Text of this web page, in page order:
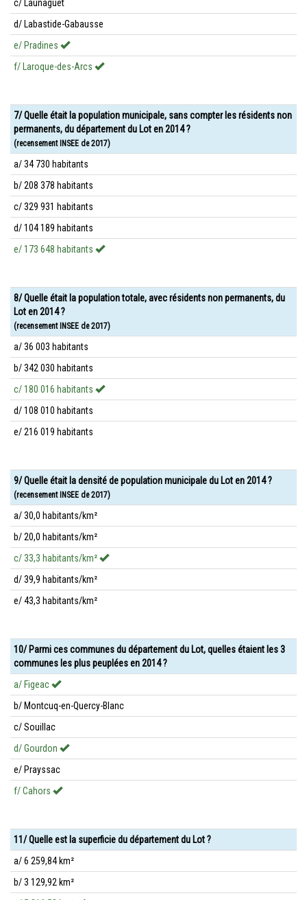
c/ Launaguet
d/ Labastide-Gabausse
e/ Pradines
f/ Laroque-des-Arcs
7/ Quelle était la population municipale, sans compter les résidents non
permanents, du département du Lot en 2014 ?
(recensement INSEE de 2017)
a/ 34 730 habitants
b/ 208 378 habitants
c/ 329 931 habitants
d/ 104 189 habitants
e/ 173 648 habitants
8/ Quelle était la population totale, avec résidents non permanents, du
Lot en 2014 ?
(recensement INSEE de 2017)
a/ 36 003 habitants
b/ 342 030 habitants
c/ 180 016 habitants
d/ 108 010 habitants
e/ 216 019 habitants
9/ Quelle était la densité de population municipale du Lot en 2014 ?
(recensement INSEE de 2017)
a/ 30,0 habitants/km²
b/ 20,0 habitants/km²
c/ 33,3 habitants/km²
d/ 39,9 habitants/km²
e/ 43,3 habitants/km²
10/ Parmi ces communes du département du Lot, quelles étaient les 3
communes les plus peuplées en 2014 ?
a/ Figeac
b/ Montcuq-en-Quercy-Blanc
c/ Souillac
d/ Gourdon
e/ Prayssac
f/ Cahors
11/ Quelle est la superficie du département du Lot ?
a/ 6 259,84 km²
b/ 3 129,92 km²